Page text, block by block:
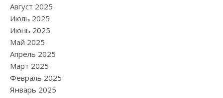
Август 2025
Июль 2025
Июнь 2025
Май 2025
Апрель 2025
Март 2025
Февраль 2025
Январь 2025